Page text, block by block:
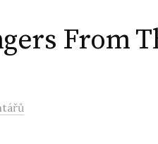
From